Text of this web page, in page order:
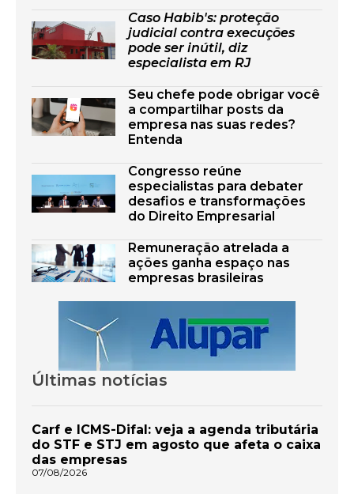
Caso Habib's: proteção
judicial contra execuções
pode ser inútil, diz
especialista em RJ
Seu chefe pode obrigar você
a compartilhar posts da
empresa nas suas redes?
Entenda
Congresso reúne
especialistas para debater
desafios e transformações
do Direito Empresarial
Remuneração atrelada a
ações ganha espaço nas
empresas brasileiras
Últimas notícias
Carf e ICMS-Difal: veja a agenda tributária
do STF e STJ em agosto que afeta o caixa
das empresas
07/08/2026